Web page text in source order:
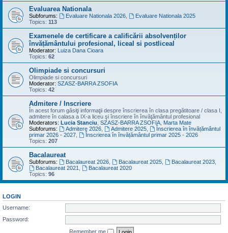
Evaluarea Nationala
Subforums: Evaluare Nationala 2026,
Evaluare Nationala 2025
Topics: 113
Examenele de certificare a calificării absolvenților
învățământului profesional, liceal si postliceal
Moderator: Luiza Dana Cioara
Topics: 62
Olimpiade si concursuri
Olimpiade si concursuri
Moderator: SZASZ-BARRA ZSOFIA
Topics: 42
Admitere / Inscriere
În acest forum găsiţi informaţii despre înscrierea în clasa pregătitoare / clasa I,
admitere în calasa a IX-a liceu şi înscriere în învăţământul profesional
Moderators: Lucia Stanciu SZASZ-BARRA ZSOFIA Marta Mate
Subforums:
Admitere 2026, Admitere 2025,
Înscrierea în învățământul
primar 2026 - 2027
Înscrierea în învățământul primar 2025 - 2026
Topics: 207
Bacalaureat
Subforums: Bacalaureat 2026, Bacalaureat 2025, Bacalaureat 2023,
Bacalaureat 2021
Bacalaureat 2020
Topics: 96
LOGIN
Username:
Password:
Remember me